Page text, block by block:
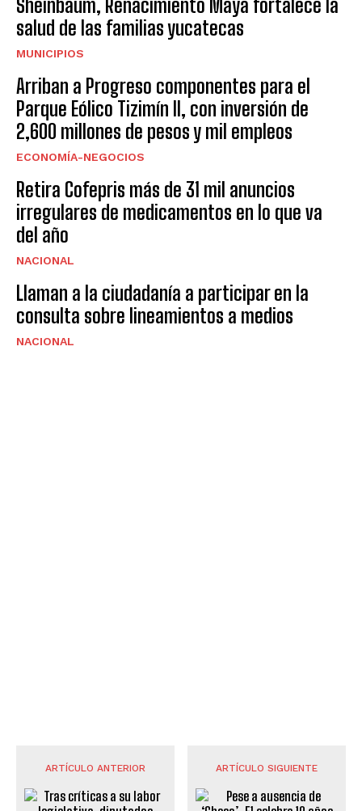
Sheinbaum, Renacimiento Maya fortalece la
salud de las familias yucatecas
MUNICIPIOS
Arriban a Progreso componentes para el
Parque Eólico Tizimín II, con inversión de
2,600 millones de pesos y mil empleos
ECONOMÍA-NEGOCIOS
Retira Cofepris más de 31 mil anuncios
irregulares de medicamentos en lo que va
del año
NACIONAL
Llaman a la ciudadanía a participar en la
consulta sobre lineamientos a medios
NACIONAL
ARTÍCULO ANTERIOR ARTÍCULO SIGUIENTE